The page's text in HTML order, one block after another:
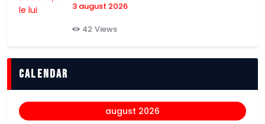
3 august 2026
42 Views
Calendar
august 2026